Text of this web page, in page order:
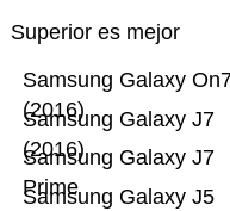
Superior es mejor
Samsung Galaxy J5
Samsung Galaxy J7
Prime
Samsung Galaxy J7
(2016)
Samsung Galaxy
(2016)